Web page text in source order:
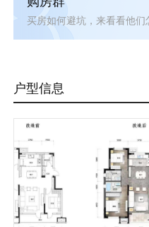
买房如何避坑，来看看他们
户型信息